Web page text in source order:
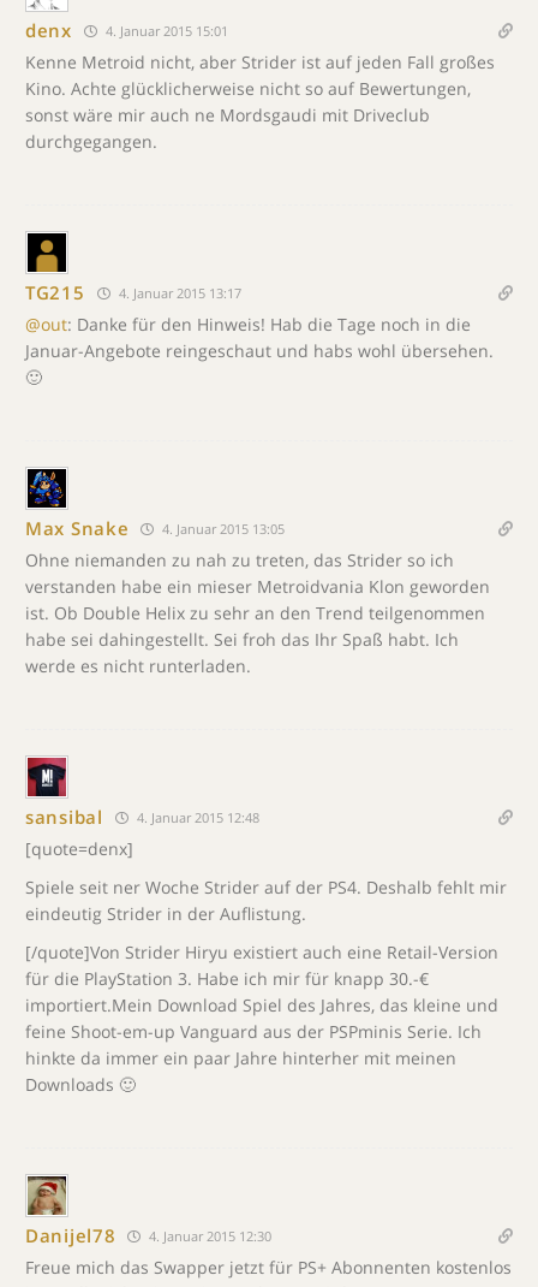
denx 4. Januar 2015 15:01
Kenne Metroid nicht, aber Strider ist auf jeden Fall großes
Kino. Achte glücklicherweise nicht so auf Bewertungen,
sonst wäre mir auch ne Mordsgaudi mit Driveclub
durchgegangen.
TG215 4. Januar 2015 13:17
@out: Danke für den Hinweis! Hab die Tage noch in die
Januar-Angebote reingeschaut und habs wohl übersehen.
🙂
Max Snake 4. Januar 2015 13:05
Ohne niemanden zu nah zu treten, das Strider so ich
verstanden habe ein mieser Metroidvania Klon geworden
ist. Ob Double Helix zu sehr an den Trend teilgenommen
habe sei dahingestellt. Sei froh das Ihr Spaß habt. Ich
werde es nicht runterladen.
sansibal 4. Januar 2015 12:48
[quote=denx]
Spiele seit ner Woche Strider auf der PS4. Deshalb fehlt mir
eindeutig Strider in der Auflistung.
[/quote]Von Strider Hiryu existiert auch eine Retail-Version
für die PlayStation 3. Habe ich mir für knapp 30.-€
importiert.Mein Download Spiel des Jahres, das kleine und
feine Shoot-em-up Vanguard aus der PSPminis Serie. Ich
hinkte da immer ein paar Jahre hinterher mit meinen
Downloads 🙂
Danijel78 4. Januar 2015 12:30
Freue mich das Swapper jetzt für PS+ Abonnenten kostenlos